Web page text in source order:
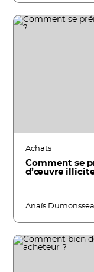
Achats
Comment se
d’œuvre
Anaïs